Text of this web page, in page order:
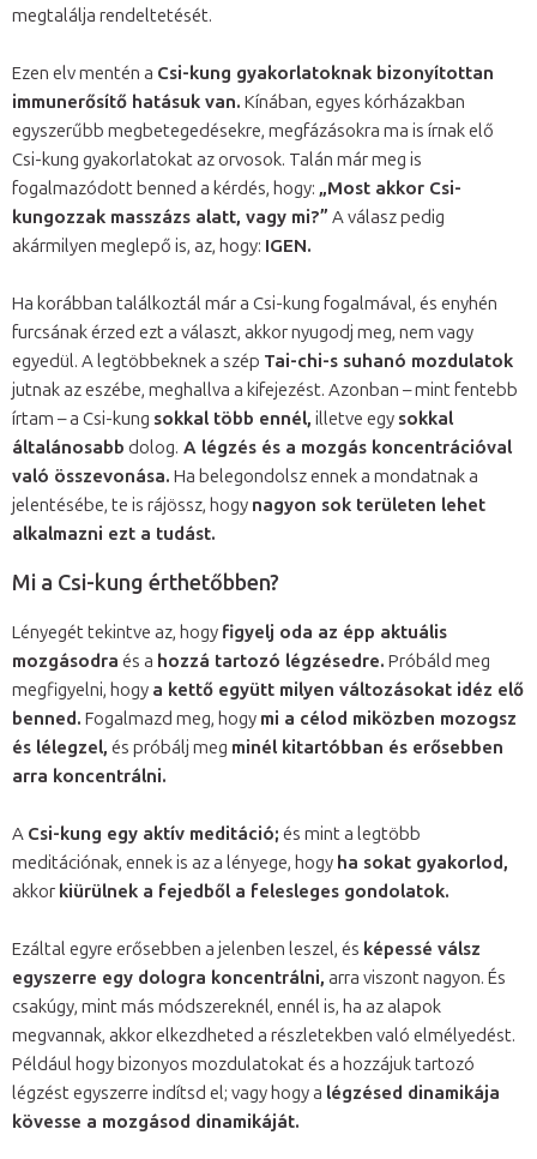
megtalálja rendeltetését.
Ezen elv mentén a Csi-kung gyakorlatoknak bizonyítottan
immunerősítő hatásuk van. Kínában, egyes kórházakban
egyszerűbb megbetegedésekre, megfázásokra ma is írnak elő
Csi-kung gyakorlatokat az orvosok. Talán már meg is
fogalmazódott benned a kérdés, hogy: „Most akkor Csi-
kungozzak masszázs alatt, vagy mi?” A válasz pedig
akármilyen meglepő is, az, hogy: IGEN.
Ha korábban találkoztál már a Csi-kung fogalmával, és enyhén
furcsának érzed ezt a választ, akkor nyugodj meg, nem vagy
egyedül. A legtöbbeknek a szép Tai-chi-s suhanó mozdulatok
jutnak az eszébe, meghallva a kifejezést. Azonban – mint fentebb
írtam – a Csi-kung sokkal több ennél, illetve egy sokkal
általánosabb dolog. A légzés és a mozgás koncentrációval
való összevonása. Ha belegondolsz ennek a mondatnak a
jelentésébe, te is rájössz, hogy nagyon sok területen lehet
alkalmazni ezt a tudást.
Mi a Csi-kung érthetőbben?
Lényegét tekintve az, hogy figyelj oda az épp aktuális
mozgásodra és a hozzá tartozó légzésedre. Próbáld meg
megfigyelni, hogy a kettő együtt milyen változásokat idéz elő
benned. Fogalmazd meg, hogy mi a célod miközben mozogsz
és lélegzel, és próbálj meg minél kitartóbban és erősebben
arra koncentrálni.
A Csi-kung egy aktív meditáció; és mint a legtöbb
meditációnak, ennek is az a lényege, hogy ha sokat gyakorlod,
akkor kiürülnek a fejedből a felesleges gondolatok.
Ezáltal egyre erősebben a jelenben leszel, és képessé válsz
egyszerre egy dologra koncentrálni, arra viszont nagyon. És
csakúgy, mint más módszereknél, ennél is, ha az alapok
megvannak, akkor elkezdheted a részletekben való elmélyedést.
Például hogy bizonyos mozdulatokat és a hozzájuk tartozó
légzést egyszerre indítsd el; vagy hogy a légzésed dinamikája
kövesse a mozgásod dinamikáját.